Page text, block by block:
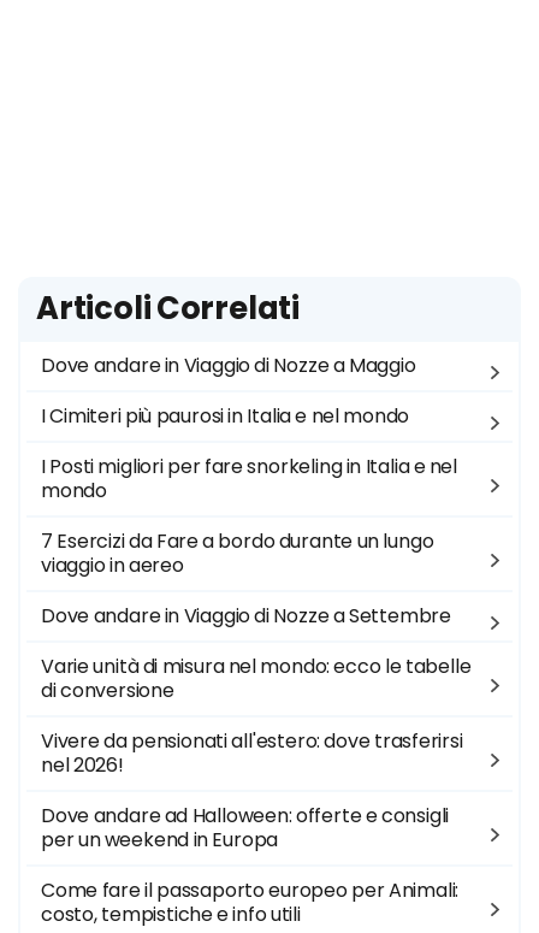
Articoli Correlati
Dove andare in Viaggio di Nozze a Maggio
I Cimiteri più paurosi in Italia e nel mondo
I Posti migliori per fare snorkeling in Italia e nel
mondo
7 Esercizi da Fare a bordo durante un lungo
viaggio in aereo
Dove andare in Viaggio di Nozze a Settembre
Varie unità di misura nel mondo: ecco le tabelle
di conversione
Vivere da pensionati all'estero: dove trasferirsi
nel 2026!
Dove andare ad Halloween: offerte e consigli
per un weekend in Europa
Come fare il passaporto europeo per Animali:
costo, tempistiche e info utili